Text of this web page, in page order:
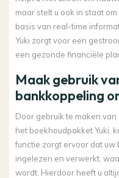
maar stelt u ook in staat
basis van real-time
Yuki zorgt voor een
een gezonde financiële
Maak gebruik
bankkoppeling
Door gebruik te maken
het boekhoudpakket Yuki,
functie zorgt ervoor dat
ingelezen en verwerkt,
wordt. Hierdoor heeft u